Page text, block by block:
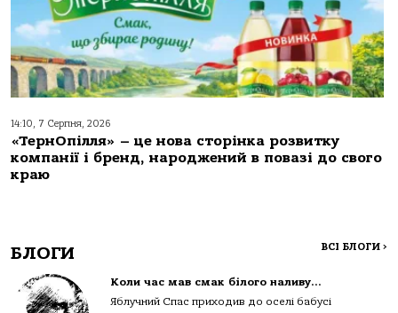
14:10, 7 Серпня, 2026
«ТернОпілля» – це нова сторінка розвитку
компанії і бренд, народжений в повазі до свого
краю
БЛОГИ ВСІ БЛОГИ >
Коли час мав смак білого наливу…
Яблучний Спас приходив до оселі бабусі